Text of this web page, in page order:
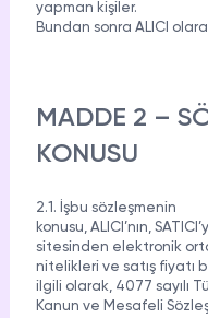
SNAPCHAT
THREADS
Hizmetleri
TikTok
Ücretsiz Takipçi
TikTok
Ücretsiz İzlenme
TikTok
Analiz
TikTok
ID Bulma
Gizlilik Politikası
Mesafeli Satış
Üyelik
yapman kişiler.
Bundan sonra ALICI
MADDE 2 –
KONUSU
2.1. İşbu sözleşmenin
konusu, ALICI’nın,
sitesinden elektronik
nitelikleri ve satış fiyatı
ilgili olarak, 4077 sayılı
Kanun ve Mesafeli